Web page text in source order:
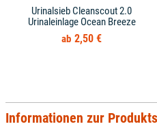
Urinalsieb Cleanscout 2.0
Urinaleinlage Ocean Breeze
2,50 €
Informationen zur